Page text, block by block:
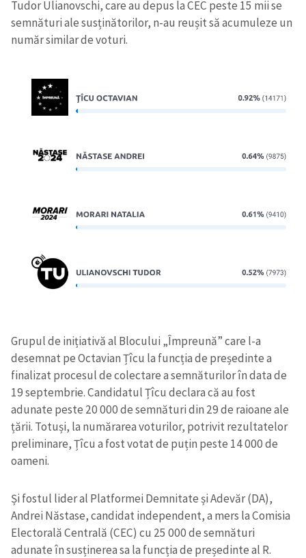
Tudor Ulianovschi, care au depus la CEC peste 15 mii se
semnături ale susținătorilor, n-au reușit să acumuleze un
număr similar de voturi.
Grupul de inițiativă al Blocului „Împreună” care l-a
desemnat pe Octavian Țîcu la funcția de președinte a
finalizat procesul de colectare a semnăturilor în data de
19 septembrie. Candidatul Țîcu declara că au fost
adunate peste 20 000 de semnături din 29 de raioane ale
țării. Totuși, la numărarea voturilor, potrivit rezultatelor
preliminare, Țîcu a fost votat de puțin peste 14 000 de
oameni.
Și fostul lider al Platformei Demnitate și Adevăr (DA),
Andrei Năstase, candidat independent, a mers la Comisia
Electorală Centrală (CEC) cu 25 000 de semnături
adunate în susținerea sa la funcția de președinte al R.